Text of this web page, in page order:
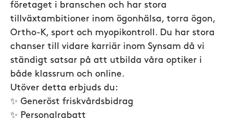
företaget i branschen och har stora
tillväxtambitioner inom ögonhälsa, torra ögon,
Ortho-K, sport och myopikontroll. Du har stora
chanser till vidare karriär inom Synsam då vi
ständigt satsar på att utbilda våra optiker i
både klassrum och online.
Utöver detta erbjuds du:
✨ Generöst friskvårdsbidrag
✨ Personalrabatt